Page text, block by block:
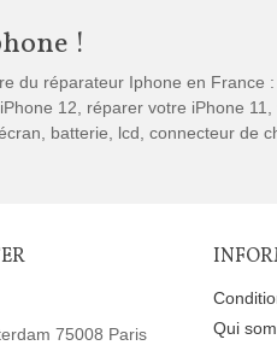
!
du réparateur Iphone en
12, réparer votre iPhone
batterie, lcd, connecteur de
75008 Paris
Qui